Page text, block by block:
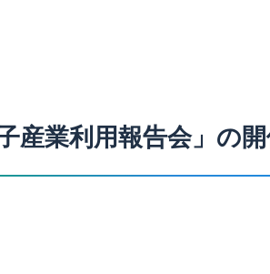
産業利用報告会」の